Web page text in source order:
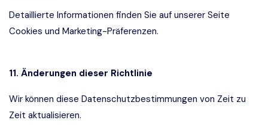
Detaillierte Informationen finden Sie auf unserer Seite
Cookies und Marketing-Präferenzen.
11. Änderungen dieser Richtlinie
Wir können diese Datenschutzbestimmungen von Zeit zu
Zeit aktualisieren.